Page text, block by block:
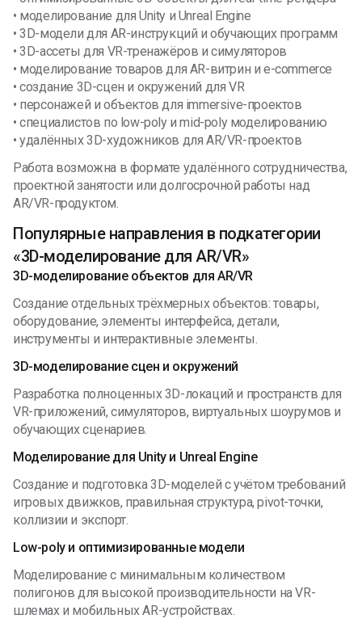
• моделирование для Unity и Unreal Engine
• 3D-модели для AR-инструкций и обучающих программ
• 3D-ассеты для VR-тренажёров и симуляторов
• моделирование товаров для AR-витрин и e-commerce
• создание 3D-сцен и окружений для VR
• персонажей и объектов для immersive-проектов
• специалистов по low-poly и mid-poly моделированию
• удалённых 3D-художников для AR/VR-проектов
Работа возможна в формате удалённого сотрудничества,
проектной занятости или долгосрочной работы над
AR/VR-продуктом.
Популярные направления в подкатегории
«3D-моделирование для AR/VR»
3D-моделирование объектов для AR/VR
Создание отдельных трёхмерных объектов: товары,
оборудование, элементы интерфейса, детали,
инструменты и интерактивные элементы.
3D-моделирование сцен и окружений
Разработка полноценных 3D-локаций и пространств для
VR-приложений, симуляторов, виртуальных шоурумов и
обучающих сценариев.
Моделирование для Unity и Unreal Engine
Создание и подготовка 3D-моделей с учётом требований
игровых движков, правильная структура, pivot-точки,
коллизии и экспорт.
Low-poly и оптимизированные модели
Моделирование с минимальным количеством
полигонов для высокой производительности на VR-
шлемах и мобильных AR-устройствах.